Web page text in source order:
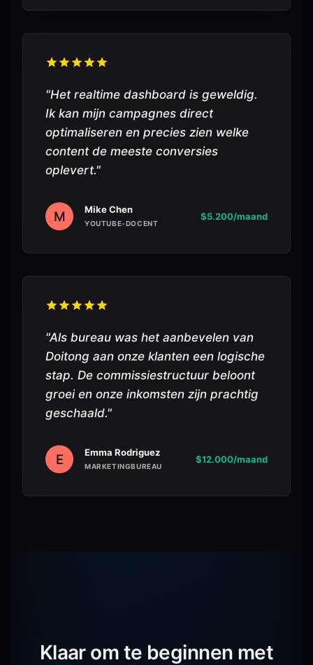
"Het realtime dashboard is geweldig.
Ik kan mijn campagnes direct
optimaliseren en precies zien welke
content de meeste conversies
oplevert."
M Mike Chen
YOUTUBE-DOCENT
$5.200/maand
"Als bureau was het aanbevelen van
Doitong aan onze klanten een logische
stap. De commissiestructuur beloont
groei en onze inkomsten zijn prachtig
geschaald."
E Emma Rodriguez
MARKETINGBUREAU
$12.000/maand
Klaar om te beginnen met